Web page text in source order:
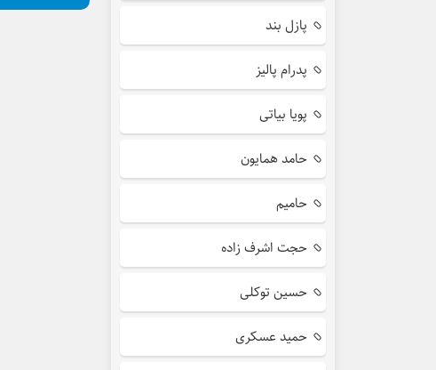
پازل بند
پدرام پالیز
پویا بیاتی
حامد همایون
حامیم
حجت اشرف زاده
حسین توکلی
حمید عسکری